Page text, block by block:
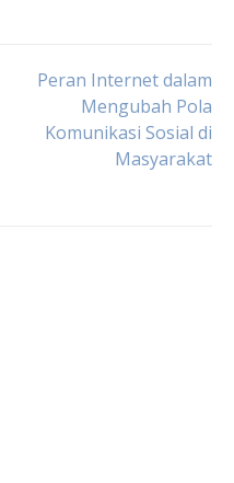
Peran Internet dalam
Mengubah Pola
Komunikasi Sosial di
Masyarakat